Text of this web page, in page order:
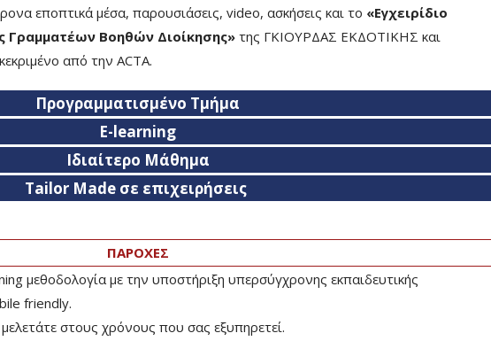
εποπτικά μέσα, παρουσιάσεις, video, ασκήσεις και το «Εγχειρίδιο
Γραμματέων Βοηθών Διοίκησης» της ΓΚΙΟΥΡΔΑΣ ΕΚΔΟΤΙΚΗΣ και
από την ACTA.
Προγραμματισμένο Τμήμα
E-learning
Ιδιαίτερο Μάθημα
Tailor Made σε επιχειρήσεις
ΠΑΡΟΧΕΣ
μεθοδολογία με την υποστήριξη υπερσύγχρονης εκπαιδευτικής
friendly.
στους χρόνους που σας εξυπηρετεί.